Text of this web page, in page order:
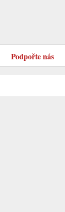
Podpořte nás